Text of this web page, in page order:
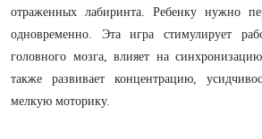
отраженных лабиринта. Ребенку нужно
одновременно. Эта игра стимулирует
головного мозга, влияет на
также развивает концентрацию,
мелкую моторику.